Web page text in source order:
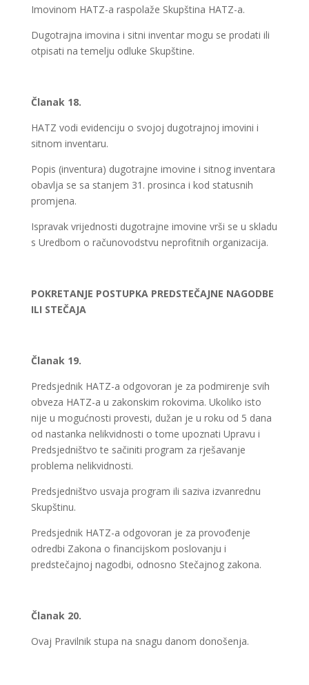
Imovinom HATZ-a raspolaže Skupština HATZ-a.
Dugotrajna imovina i sitni inventar mogu se prodati ili
otpisati na temelju odluke Skupštine.
Članak 18.
HATZ vodi evidenciju o svojoj dugotrajnoj imovini i
sitnom inventaru.
Popis (inventura) dugotrajne imovine i sitnog inventara
obavlja se sa stanjem 31. prosinca i kod statusnih
promjena.
Ispravak vrijednosti dugotrajne imovine vrši se u skladu
s Uredbom o računovodstvu neprofitnih organizacija.
POKRETANJE POSTUPKA PREDSTEČAJNE NAGODBE
ILI STEČAJA
Članak 19.
Predsjednik HATZ-a odgovoran je za podmirenje svih
obveza HATZ-a u zakonskim rokovima. Ukoliko isto
nije u mogućnosti provesti, dužan je u roku od 5 dana
od nastanka nelikvidnosti o tome upoznati Upravu i
Predsjedništvo te sačiniti program za rješavanje
problema nelikvidnosti.
Predsjedništvo usvaja program ili saziva izvanrednu
Skupštinu.
Predsjednik HATZ-a odgovoran je za provođenje
odredbi Zakona o financijskom poslovanju i
predstečajnoj nagodbi, odnosno Stečajnog zakona.
Članak 20.
Ovaj Pravilnik stupa na snagu danom donošenja.